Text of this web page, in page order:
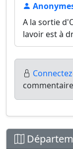
A la sortie
lavoir est à